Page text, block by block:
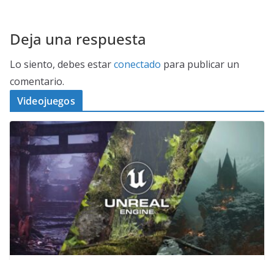
Deja una respuesta
Lo siento, debes estarconectado para publicar un
comentario.
Videojuegos